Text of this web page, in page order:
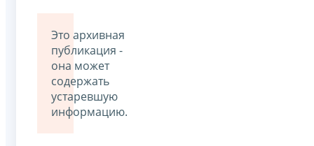
Это архивная
публикация -
она может
содержать
устаревшую
информацию.